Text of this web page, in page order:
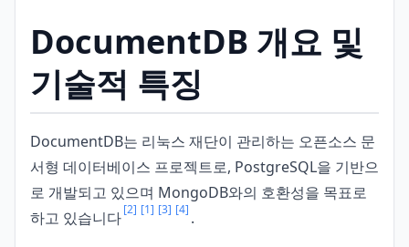
DocumentDB 개요 및
기술적 특징
DocumentDB는 리눅스 재단이 관리하는 오픈소스 문
서형 데이터베이스 프로젝트로, PostgreSQL을 기반으
로 개발되고 있으며 MongoDB와의 호환성을 목표로
하고 있습니다[2] [1] [3] [4] .